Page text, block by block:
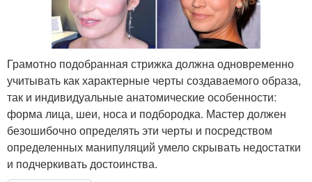
Грамотно подобранная стрижка должна одновременно
учитывать как характерные черты создаваемого образа,
так и индивидуальные анатомические особенности:
форма лица, шеи, носа и подбородка. Мастер должен
безошибочно определять эти черты и посредством
определенных манипуляций умело скрывать недостатки
и подчеркивать достоинства.